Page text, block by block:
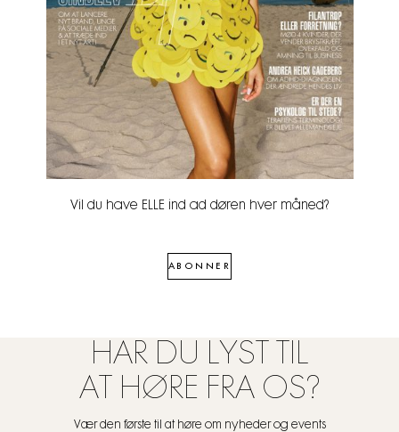
Vil du have ELLE ind ad døren hver måned?
ABONNER
HAR DU LYST TIL
AT HØRE FRA OS?
Vær den første til at høre om nyheder og events